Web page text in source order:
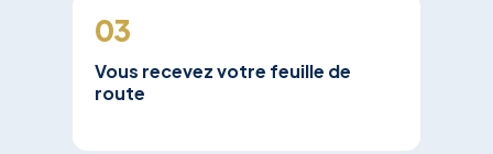
03
Vous recevez votre feuille de
route